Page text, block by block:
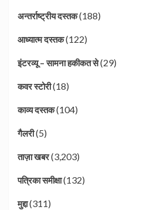
अन्तर्राष्ट्रीय दस्तक(188)
आध्यात्म दस्तक(122)
इंटरव्यू – सामना हकीकत से(29)
कवर स्टोरी(18)
काव्य दस्तक(104)
गैलरी(5)
ताज़ा खबर(3,203)
पत्रिका समीक्षा(132)
मुद्दा(311)